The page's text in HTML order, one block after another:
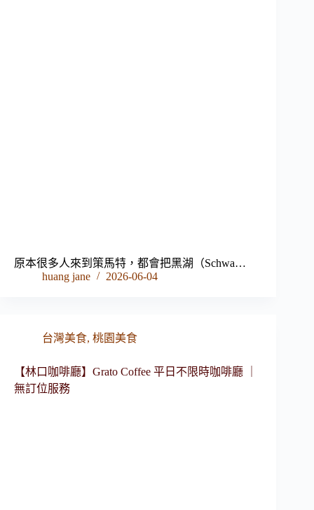
原本很多人來到策馬特，都會把黑湖（Schwa…
huang jane
2026-06-04
台灣美食, 桃園美食
【林口咖啡廳】Grato Coffee 平日不限時咖啡廳 ｜
無訂位服務